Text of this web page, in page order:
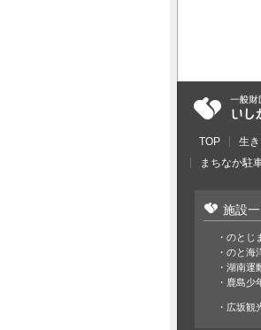
TOP 生
まちなか駐
施設
のとじ
のと海
湖南運
鹿島少
広坂観